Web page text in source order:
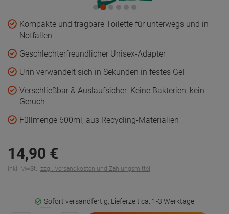
Kompakte und tragbare Toilette für unterwegs und in
Notfällen
Geschlechterfreundlicher Unisex-Adapter
Urin verwandelt sich in Sekunden in festes Gel
Verschließbar & Auslaufsicher. Keine Bakterien, kein
Geruch
Füllmenge 600ml, aus Recycling-Materialien
14,90 €
inkl. MwSt. zzgl. Versandkosten und Zahlungsmittel
Sofort versandfertig, Lieferzeit ca. 1-3 Werktage